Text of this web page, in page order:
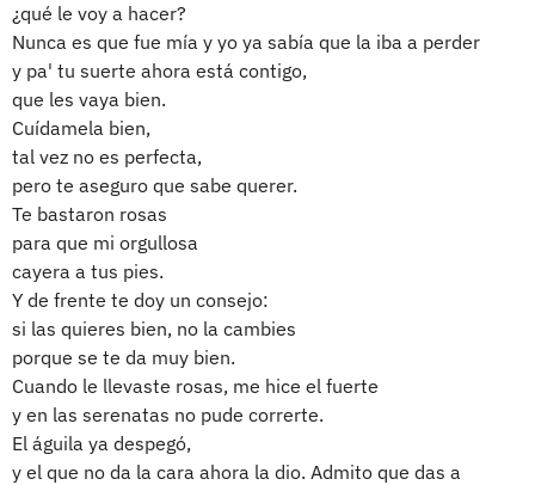
¿qué le voy a hacer?
Nunca es que fue mía y yo ya sabía que la iba a perder
y pa' tu suerte ahora está contigo,
que les vaya bien.
Cuídamela bien,
tal vez no es perfecta,
pero te aseguro que sabe querer.
Te bastaron rosas
para que mi orgullosa
cayera a tus pies.
Y de frente te doy un consejo:
si las quieres bien, no la cambies
porque se te da muy bien.
Cuando le llevaste rosas, me hice el fuerte
y en las serenatas no pude correrte.
El águila ya despegó,
y el que no da la cara ahora la dio. Admito que das a